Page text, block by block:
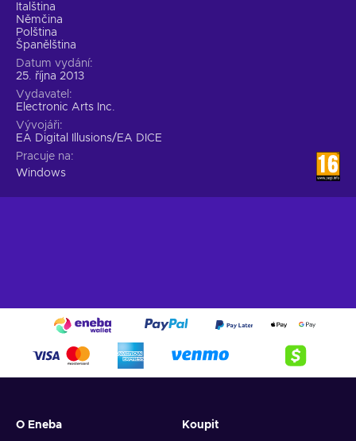
Italština
Němčina
Polština
Španělština
Datum vydání
25. října 2013
Vydavatel
Electronic Arts Inc.
Vývojáři
EA Digital Illusions/EA DICE
Pracuje na
Windows
O Eneba Koupit